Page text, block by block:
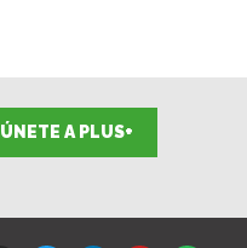
ÚNETE A PLUS+